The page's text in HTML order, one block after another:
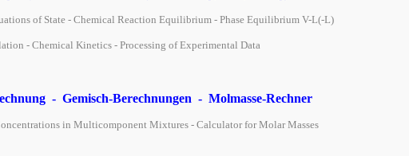
of State - Chemical Reaction Equilibrium - Phase Equilibrium V-L(-L)
- Chemical Kinetics - Processing of Experimental Data
- Gemisch-Berechnungen - Molmasse-Rechner
in Multicomponent Mixtures - Calculator for Molar Masses